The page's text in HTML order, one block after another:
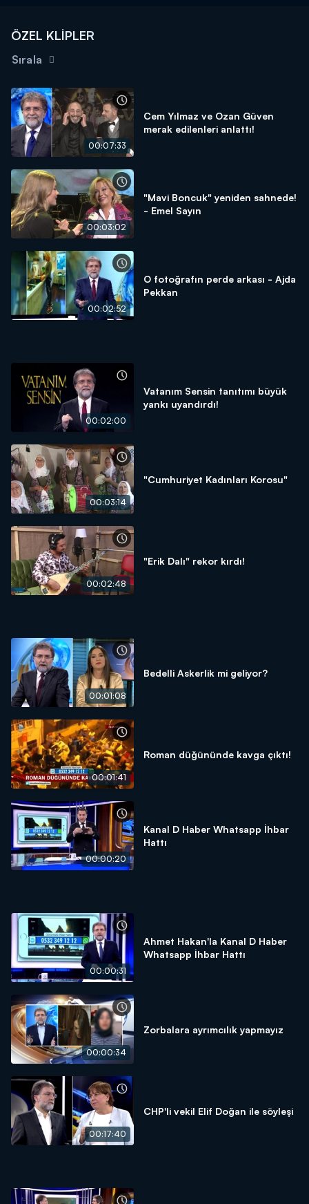
ÖZEL KLİPLER
Sırala
00:07:33
Cem Yılmaz ve Ozan Güven
merak edilenleri anlattı!
00:03:02
"Mavi Boncuk" yeniden sahnede!
- Emel Sayın
00:02:52
O fotoğrafın perde arkası - Ajda
Pekkan
00:02:00
Vatanım Sensin tanıtımı büyük
yankı uyandırdı!
00:03:14
"Cumhuriyet Kadınları Korosu"
00:02:48
"Erik Dalı" rekor kırdı!
00:01:08
Bedelli Askerlik mi geliyor?
00:01:41
Roman düğününde kavga çıktı!
00:00:20
Kanal D Haber Whatsapp İhbar
Hattı
00:00:31
Ahmet Hakan'la Kanal D Haber
Whatsapp İhbar Hattı
00:00:34
Zorbalara ayrımcılık yapmayız
00:17:40
CHP'li vekil Elif Doğan ile söyleşi